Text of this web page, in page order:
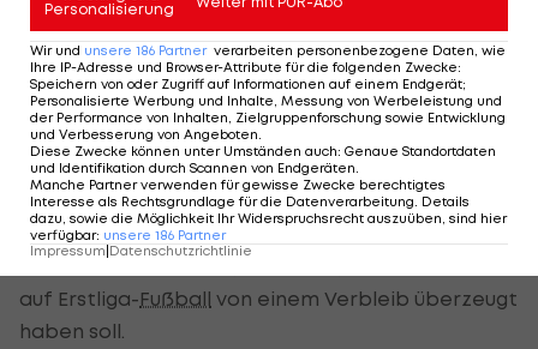
"Krone" verriet: "Die Liebe von den Fans ist etwas
Besonderes."
Im Winter soll der SK Sturm Grazbei Reischl
angeklopft haben, doch die Sache war für den 22-
Jährigen schnell erledigt. "Es ist eine Auszeichnung
für meine Leistung, hat mir einen Schub gegeben.
Aber es war zu diesem Zeitpunkt schnell klar, dass
ich da bleiben werde", so Reischl, den die Aussicht
auf Erstliga-Fußball von einem Verbleib überzeugt
haben soll.
Personalisierung
Wir und unsere 186 Partner verarbeiten personenbezogene Daten, wie
Ihre IP-Adresse und Browser-Attribute für die folgenden Zwecke:
Speichern von oder Zugriff auf Informationen auf einem Endgerät;
Personalisierte Werbung und Inhalte, Messung von Werbeleistung und
der Performance von Inhalten, Zielgruppenforschung sowie Entwicklung
und Verbesserung von Angeboten
Diese Zwecke können unter Umständen auch: Genaue Standortdaten
und Identifikation durch Scannen von Endgeräten
Manche Partner verwenden für gewisse Zwecke berechtigtes
Interesse als Rechtsgrundlage für die Datenverarbeitung. Details
dazu, sowie die Möglichkeit Ihr Widerspruchsrecht auszuüben, sind hier
verfügbar: unsere 186 Partner
Impressum|Datenschutzrichtlinie